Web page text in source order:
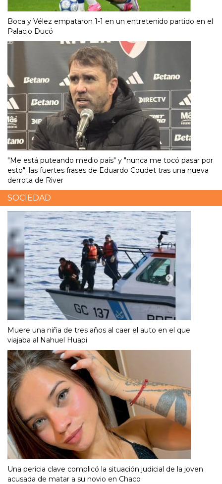
Boca y Vélez empataron 1-1 en un entretenido partido en el
Palacio Ducó
"Me está puteando medio país" y "nunca me tocó pasar por
esto": las fuertes frases de Eduardo Coudet tras una nueva
derrota de River
SOCIEDAD
Muere una niña de tres años al caer el auto en el que
viajaba al Nahuel Huapi
Una pericia clave complicó la situación judicial de la joven
acusada de matar a su novio en Chaco